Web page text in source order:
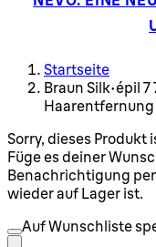
Startseite
Braun Silk-épil
Haarentfernung
Sorry, dieses
Füge es deiner
Benachrichtigung
wieder auf Lager ist.
Auf Wunschliste